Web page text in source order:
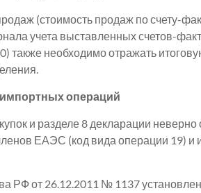
(стоимость продаж по счету-
учета выставленных счетов-
также необходимо отражать
операций
и разделе 8 декларации
ЕАЭС (код вида операции 19) и
РФ от 26.12.2011 № 1137